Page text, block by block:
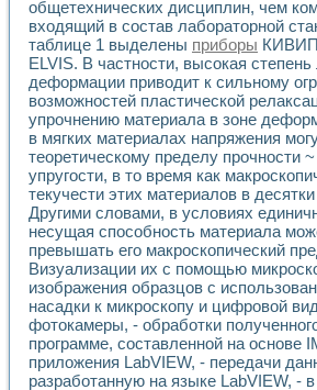
общетехнических дисциплин, чем
входящий в состав лабораторной
таблице 1 выделены приборы
ELVIS. В частности, высокая
деформации приводит к сильному
возможностей пластической
упрочнению материала в зоне
в мягких материалах напряжения
теоретическому пределу прочности
упругости, в то время как
текучести этих материалов в
Другими словами, в условиях
несущая способность материала
превышать его макроскопический
Визуализации их с помощью
изображения образцов с
насадки к микроскопу и цифровой
фотокамеры, - обработки
программе, составленной на основе
приложения LabVIEW, - передачи
разработанную на языке LabVIEW, -